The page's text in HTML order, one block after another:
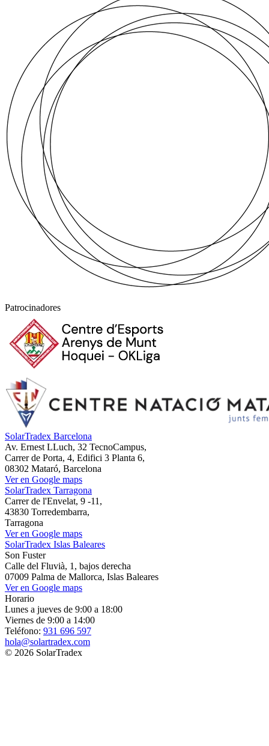
Patrocinadores
SolarTradex Barcelona
Av. Ernest LLuch, 32 TecnoCampus,
Carrer de Porta, 4, Edifici 3 Planta 6,
08302 Mataró, Barcelona
Ver en Google maps
SolarTradex Tarragona
Carrer de l'Envelat, 9 -11,
43830 Torredembarra,
Tarragona
Ver en Google maps
SolarTradex Islas Baleares
Son Fuster
Calle del Fluvià, 1, bajos derecha
07009 Palma de Mallorca, Islas Baleares
Ver en Google maps
Horario
Lunes a jueves de 9:00 a 18:00
Viernes de 9:00 a 14:00
Teléfono: 931 696 597
hola@solartradex.com
© 2026 SolarTradex